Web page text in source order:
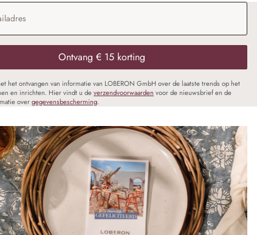
Ontvang € 15 korting
het ontvangen van informatie van LOBERON GmbH over de laatste trends op het
en inrichten. Hier vindt u deverzendvoorwaarden voor de nieuwsbrief en de
overgegevensbescherming.